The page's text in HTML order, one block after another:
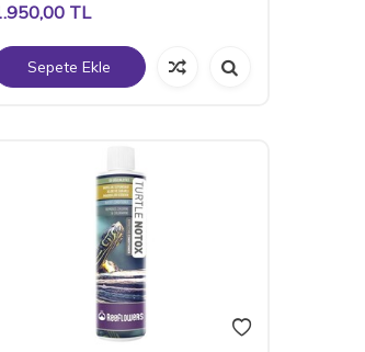
TL
Sepete Ekle